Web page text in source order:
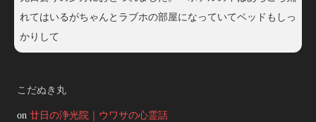
れてはいるがちゃんとラブホの部屋になっていてベッドもしっ
かりして
こだぬき丸
on 廿日の浄光院｜ウワサの心霊話